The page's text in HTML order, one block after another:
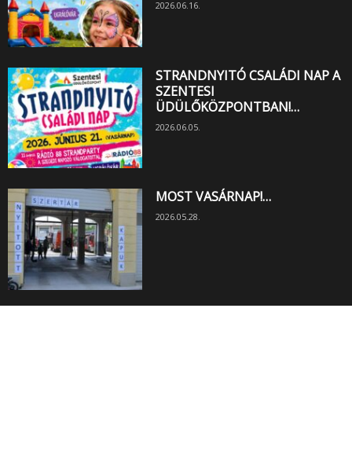
2026.06.16.
STRANDNYITÓ CSALÁDI NAP A
SZENTESI
ÜDÜLŐKÖZPONTBAN!…
2026.06.05.
MOST VASÁRNAP!…
2026.05.28.